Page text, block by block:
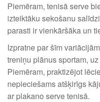
Piemēram, tenisā serve
izteiktāku sekošanu
parasti ir vienkāršāka un
Izpratne par šīm
treniņu plānus sportam,
Piemēram, praktizējot
nepieciešams atšķirīgs
ar plakano serve tenisā.